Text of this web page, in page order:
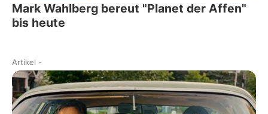
Mark Wahlberg bereut "Planet der Affen"
bis heute
Artikel -